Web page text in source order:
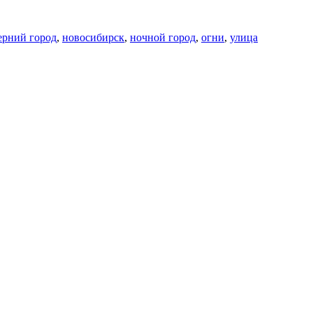
город, новосибирск, ночной город, огни, улица